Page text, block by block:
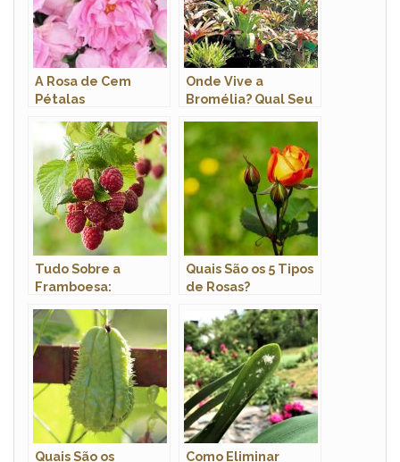
A Rosa de Cem
Pétalas
Onde Vive a
Bromélia? Qual Seu
Tudo Sobre a
Framboesa:
Nome Cientifico e
Fotos
Quais São os 5 Tipos
de Rosas?
Quais São os Como Eliminar